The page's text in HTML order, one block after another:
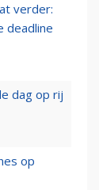
verder:
deadline
dag op rij
op